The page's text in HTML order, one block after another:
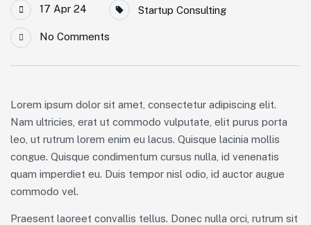
17 Apr 24 Startup Consulting
No Comments
Lorem ipsum dolor sit amet, consectetur adipiscing elit.
Nam ultricies, erat ut commodo vulputate, elit purus porta
leo, ut rutrum lorem enim eu lacus. Quisque lacinia mollis
congue. Quisque condimentum cursus nulla, id venenatis
quam imperdiet eu. Duis tempor nisl odio, id auctor augue
commodo vel.
Praesent laoreet convallis tellus. Donec nulla orci, rutrum sit